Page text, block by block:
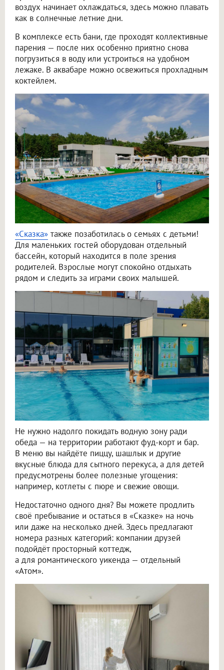
воздух начинает охлаждаться, здесь можно плавать
как в солнечные летние дни.
В комплексе есть бани, где проходят коллективные
парения — после них особенно приятно снова
погрузиться в воду или устроиться на удобном
лежаке. В аквабаре можно освежиться прохладным
коктейлем.
«Сказка» также позаботилась о семьях с детьми!
Для маленьких гостей оборудован отдельный
бассейн, который находится в поле зрения
родителей. Взрослые могут спокойно отдыхать
рядом и следить за играми своих малышей.
Не нужно надолго покидать водную зону ради
обеда — на территории работают фуд-корт и бар.
В меню вы найдёте пиццу, шашлык и другие
вкусные блюда для сытного перекуса, а для детей
предусмотрены более полезные угощения:
например, котлеты с пюре и свежие овощи.
Недостаточно одного дня? Вы можете продлить
своё пребывание и остаться в «Сказке» на ночь
или даже на несколько дней. Здесь предлагают
номера разных категорий: компании друзей
подойдёт просторный коттедж,
а для романтического уикенда — отдельный
«Атом».